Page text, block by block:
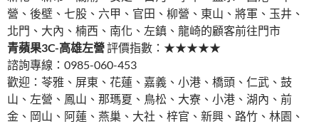
營、後壁、七股、六甲、官田、柳營、東山、將軍、玉井、
北門、大內、楠西、南化、左鎮、龍崎的顧客前往門市
青蘋果3C-高雄左營評價指數：★★★★★
諮詢專線：0985-060-453
歡迎：苓雅、屏東、花蓮、嘉義、小港、橋頭、仁武、鼓
山、左營、鳳山、那瑪夏、鳥松、大寮、小港、湖內、前
金、岡山、阿蓮、燕巢、大社、梓官、新興、路竹、林園、